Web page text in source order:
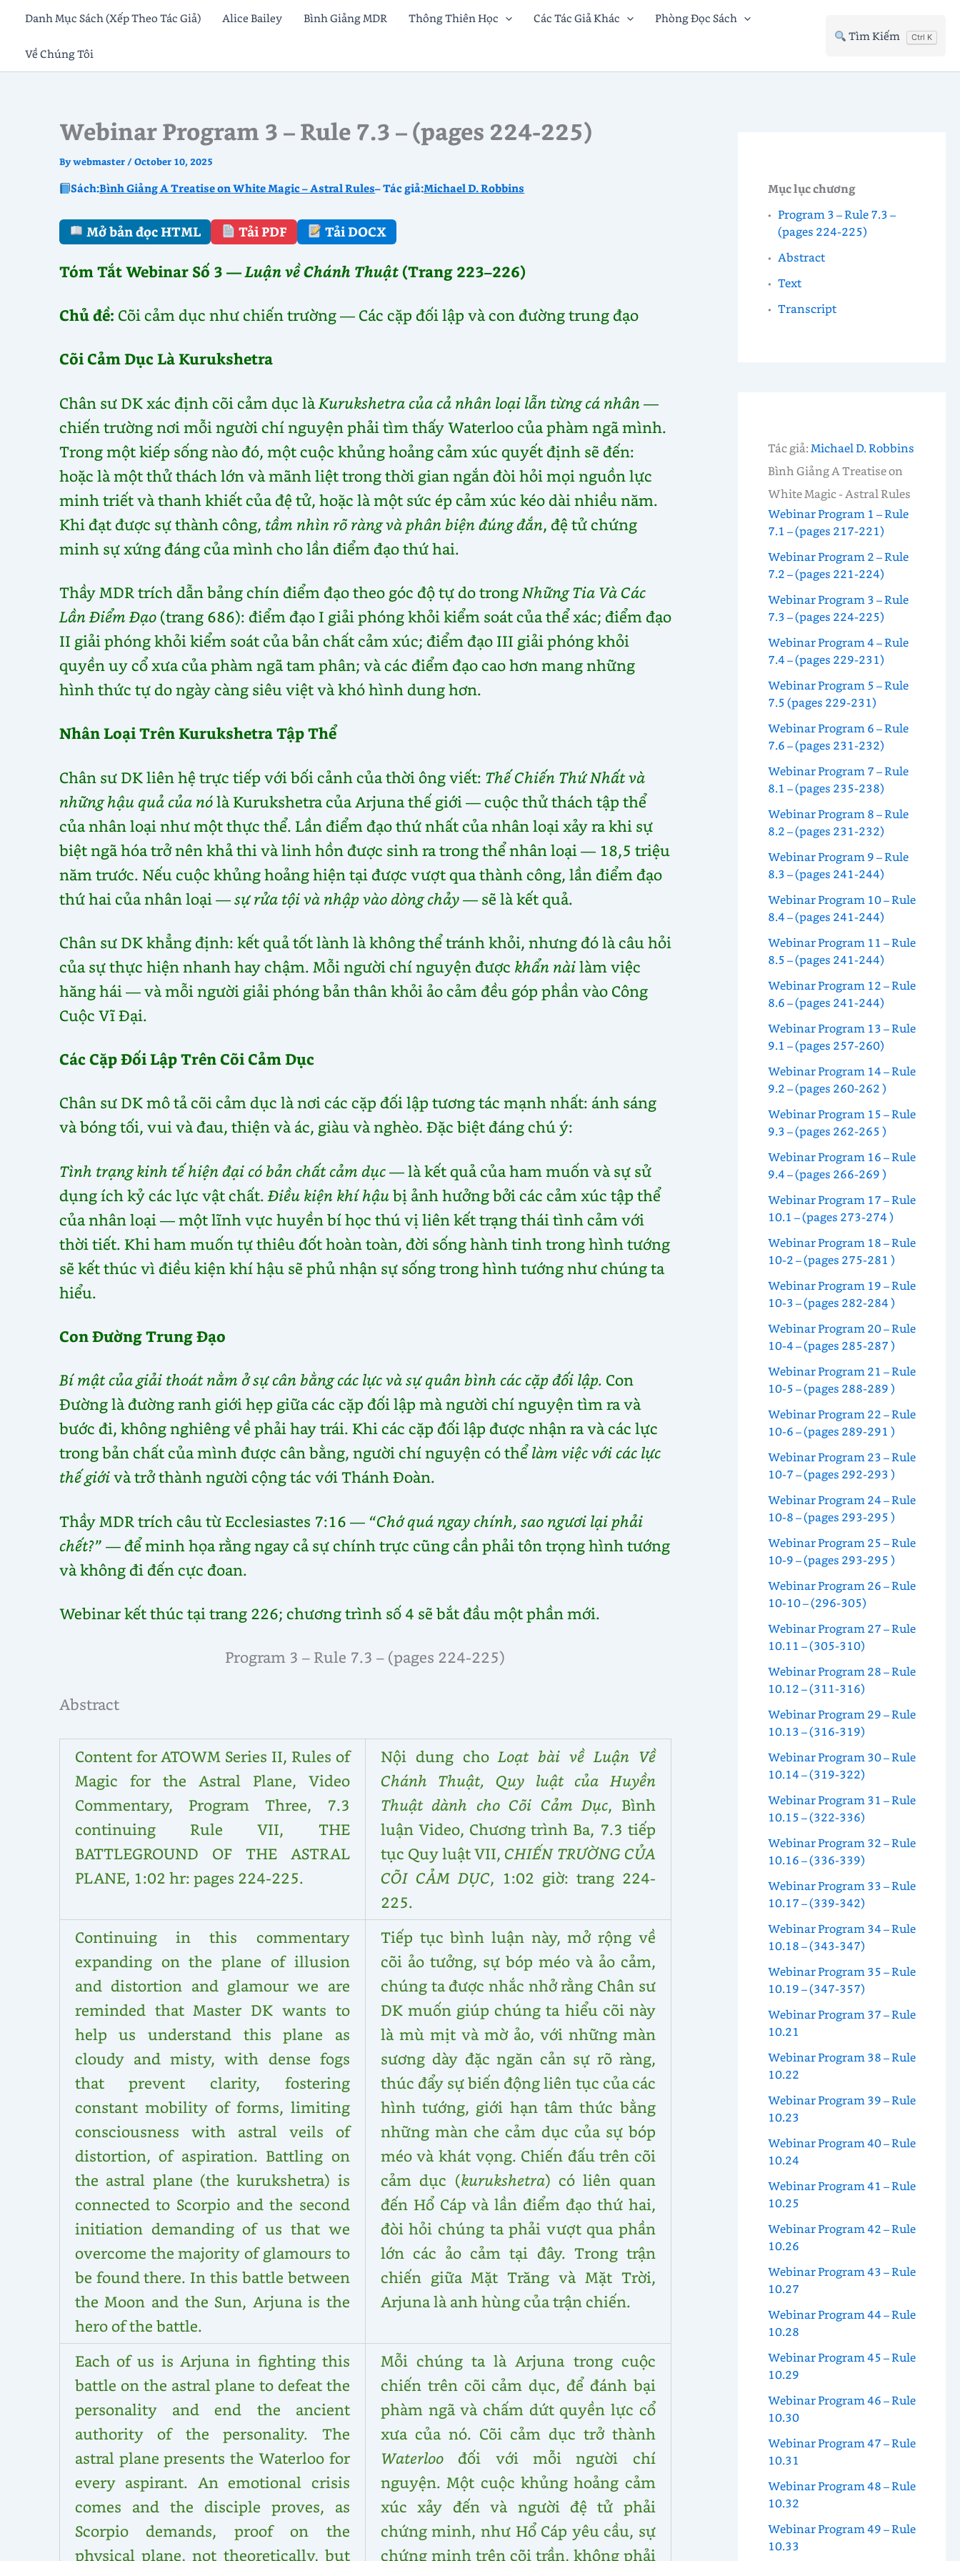
Skip
content
Danh Mục Sách (Xếp Theo Tác Giả) Alice Bailey Bình Giảng MDR Thông Thiên Học Các Tác Giả Khác Phòng Đọc Sách
Về Chúng Tôi
Tìm Kiếm Ctrl K
Webinar Program 3 – Rule 7.3 – (pages 224-225)
Bywebmaster /October 10, 2025
Sách:Bình Giảng A Treatise on White Magic – Astral Rules– Tác giả:Michael D. Robbins
Mở bản đọc HTML Tải PDF Tải DOCX
Tóm Tắt Webinar Số 3 —Luận về Chánh Thuật(Trang 223–226)
Chủ đề: Cõi cảm dục như chiến trường — Các cặp đối lập và con đường trung đạo
Cõi Cảm Dục Là Kurukshetra
Chân sư DK xác định cõi cảm dục làKurukshetra của cả nhân loại lẫn từng cá nhân—
chiến trường nơi mỗi người chí nguyện phải tìm thấy Waterloo của phàm ngã mình.
Trong một kiếp sống nào đó, một cuộc khủng hoảng cảm xúc quyết định sẽ đến:
hoặc là một thử thách lớn và mãnh liệt trong thời gian ngắn đòi hỏi mọi nguồn lực
minh triết và thanh khiết của đệ tử, hoặc là một sức ép cảm xúc kéo dài nhiều năm.
Khi đạt được sự thành công, tầm nhìn rõ ràng và phân biện đúng đắn, đệ tử chứng
minh sự xứng đáng của mình cho lần điểm đạo thứ hai.
Thầy MDR trích dẫn bảng chín điểm đạo theo góc độ tự do trongNhững Tia Và Các
Lần Điểm Đạo(trang 686): điểm đạo I giải phóng khỏi kiểm soát của thể xác; điểm đạo
II giải phóng khỏi kiểm soát của bản chất cảm xúc; điểm đạo III giải phóng khỏi
quyền uy cổ xưa của phàm ngã tam phân; và các điểm đạo cao hơn mang những
hình thức tự do ngày càng siêu việt và khó hình dung hơn.
Nhân Loại Trên Kurukshetra Tập Thể
Chân sư DK liên hệ trực tiếp với bối cảnh của thời ông viết: Thế Chiến Thứ Nhất và
những hậu quả của nólà Kurukshetra của Arjuna thế giới — cuộc thử thách tập thể
của nhân loại như một thực thể. Lần điểm đạo thứ nhất của nhân loại xảy ra khi sự
biệt ngã hóa trở nên khả thi và linh hồn được sinh ra trong thể nhân loại — 18,5 triệu
năm trước. Nếu cuộc khủng hoảng hiện tại được vượt qua thành công, lần điểm đạo
thứ hai của nhân loại —sự rửa tội và nhập vào dòng chảy— sẽ là kết quả.
Chân sư DK khẳng định: kết quả tốt lành là không thể tránh khỏi, nhưng đó là câu hỏi
của sự thực hiện nhanh hay chậm. Mỗi người chí nguyện được khẩn nàilàm việc
hăng hái — và mỗi người giải phóng bản thân khỏi ảo cảm đều góp phần vào Công
Cuộc Vĩ Đại.
Các Cặp Đối Lập Trên Cõi Cảm Dục
Chân sư DK mô tả cõi cảm dục là nơi các cặp đối lập tương tác mạnh nhất: ánh sáng
và bóng tối, vui và đau, thiện và ác, giàu và nghèo. Đặc biệt đáng chú ý:
Tình trạng kinh tế hiện đại có bản chất cảm dục— là kết quả của ham muốn và sự sử
dụng ích kỷ các lực vật chất. Điều kiện khí hậubị ảnh hưởng bởi các cảm xúc tập thể
của nhân loại — một lĩnh vực huyền bí học thú vị liên kết trạng thái tình cảm với
thời tiết. Khi ham muốn tự thiêu đốt hoàn toàn, đời sống hành tinh trong hình tướng
sẽ kết thúc vì điều kiện khí hậu sẽ phủ nhận sự sống trong hình tướng như chúng ta
hiểu.
Con Đường Trung Đạo
Bí mật của giải thoát nằm ở sự cân bằng các lực và sự quân bình các cặp đối lập. Con
Đường là đường ranh giới hẹp giữa các cặp đối lập mà người chí nguyện tìm ra và
bước đi, không nghiêng về phải hay trái. Khi các cặp đối lập được nhận ra và các lực
trong bản chất của mình được cân bằng, người chí nguyện có thểlàm việc với các lực
thế giớivà trở thành người cộng tác với Thánh Đoàn.
Thầy MDR trích câu từ Ecclesiastes 7:16 — “Chớ quá ngay chính, sao ngươi lại phải
chết?” — để minh họa rằng ngay cả sự chính trực cũng cần phải tôn trọng hình tướng
và không đi đến cực đoan.
Webinar kết thúc tại trang 226; chương trình số 4 sẽ bắt đầu một phần mới.
Program 3 – Rule 7.3 – (pages 224-225)
Abstract
Content for ATOWM Series II, Rules of
Magic for the Astral Plane, Video
Commentary, Program Three, 7.3
continuing Rule VII, THE
BATTLEGROUND OF THE ASTRAL
PLANE, 1:02 hr: pages 224-225.
Nội dung choLoạt bài về Luận Về
Chánh Thuật, Quy luật của Huyền
Thuật dành cho Cõi Cảm Dục, Bình
luận Video, Chương trình Ba, 7.3 tiếp
tục Quy luật VII, CHIẾN TRƯỜNG CỦA
CÕI CẢM DỤC, 1:02 giờ: trang 224-
225.
Continuing in this commentary
expanding on the plane of illusion
and distortion and glamour we are
reminded that Master DK wants to
help us understand this plane as
cloudy and misty, with dense fogs
that prevent clarity, fostering
constant mobility of forms, limiting
consciousness with astral veils of
distortion, of aspiration. Battling on
the astral plane (the kurukshetra) is
connected to Scorpio and the second
initiation demanding of us that we
overcome the majority of glamours to
be found there. In this battle between
the Moon and the Sun, Arjuna is the
hero of the battle.
Tiếp tục bình luận này, mở rộng về
cõi ảo tưởng, sự bóp méo và ảo cảm,
chúng ta được nhắc nhở rằng Chân sư
DK muốn giúp chúng ta hiểu cõi này
là mù mịt và mờ ảo, với những màn
sương dày đặc ngăn cản sự rõ ràng,
thúc đẩy sự biến động liên tục của các
hình tướng, giới hạn tâm thức bằng
những màn che cảm dục của sự bóp
méo và khát vọng. Chiến đấu trên cõi
cảm dục (kurukshetra) có liên quan
đến Hổ Cáp và lần điểm đạo thứ hai,
đòi hỏi chúng ta phải vượt qua phần
lớn các ảo cảm tại đây. Trong trận
chiến giữa Mặt Trăng và Mặt Trời,
Arjuna là anh hùng của trận chiến.
Each of us is Arjuna in fighting this
battle on the astral plane to defeat the
personality and end the ancient
authority of the personality. The
astral plane presents the Waterloo for
every aspirant. An emotional crisis
comes and the disciple proves, as
Scorpio demands, proof on the
physical plane, not theoretically, but
Mỗi chúng ta là Arjuna trong cuộc
chiến trên cõi cảm dục, để đánh bại
phàm ngã và chấm dứt quyền lực cổ
xưa của nó. Cõi cảm dục trở thành
Waterloođối với mỗi người chí
nguyện. Một cuộc khủng hoảng cảm
xúc xảy đến và người đệ tử phải
chứng minh, như Hổ Cáp yêu cầu, sự
chứng minh trên cõi trần, không phải
Mục lục chương
Program 3 – Rule 7.3 –
(pages 224-225)
Abstract
Text
Transcript
Tác giả:Michael D. Robbins
Bình Giảng A Treatise on
White Magic - Astral Rules
Webinar Program 1 – Rule
7.1 – (pages 217-221)
Webinar Program 2 – Rule
7.2 – (pages 221-224)
Webinar Program 3 – Rule
7.3 – (pages 224-225)
Webinar Program 4 – Rule
7.4 – (pages 229-231)
Webinar Program 5 – Rule
7.5 (pages 229-231)
Webinar Program 6 – Rule
7.6 – (pages 231-232)
Webinar Program 7 – Rule
8.1 – (pages 235-238)
Webinar Program 8 – Rule
8.2 – (pages 231-232)
Webinar Program 9 – Rule
8.3 – (pages 241-244)
Webinar Program 10 – Rule
8.4 – (pages 241-244)
Webinar Program 11 – Rule
8.5 – (pages 241-244)
Webinar Program 12 – Rule
8.6 – (pages 241-244)
Webinar Program 13 – Rule
9.1 – (pages 257-260)
Webinar Program 14 – Rule
9.2 – (pages 260-262 )
Webinar Program 15 – Rule
9.3 – (pages 262-265 )
Webinar Program 16 – Rule
9.4 – (pages 266-269 )
Webinar Program 17 – Rule
10.1 – (pages 273-274 )
Webinar Program 18 – Rule
10-2 – (pages 275-281 )
Webinar Program 19 – Rule
10-3 – (pages 282-284 )
Webinar Program 20 – Rule
10-4 – (pages 285-287 )
Webinar Program 21 – Rule
10-5 – (pages 288-289 )
Webinar Program 22 – Rule
10-6 – (pages 289-291 )
Webinar Program 23 – Rule
10-7 – (pages 292-293 )
Webinar Program 24 – Rule
10-8 – (pages 293-295 )
Webinar Program 25 – Rule
10-9 – (pages 293-295 )
Webinar Program 26 – Rule
10-10 – (296-305)
Webinar Program 27 – Rule
10.11 – (305-310)
Webinar Program 28 – Rule
10.12 – (311-316)
Webinar Program 29 – Rule
10.13 – (316-319)
Webinar Program 30 – Rule
10.14 – (319-322)
Webinar Program 31 – Rule
10.15 – (322-336)
Webinar Program 32 – Rule
10.16 – (336-339)
Webinar Program 33 – Rule
10.17 – (339-342)
Webinar Program 34 – Rule
10.18 – (343-347)
Webinar Program 35 – Rule
10.19 – (347-357)
Webinar Program 37 – Rule
10.21
Webinar Program 38 – Rule
10.22
Webinar Program 39 – Rule
10.23
Webinar Program 40 – Rule
10.24
Webinar Program 41 – Rule
10.25
Webinar Program 42 – Rule
10.26
Webinar Program 43 – Rule
10.27
Webinar Program 44 – Rule
10.28
Webinar Program 45 – Rule
10.29
Webinar Program 46 – Rule
10.30
Webinar Program 47 – Rule
10.31
Webinar Program 48 – Rule
10.32
Webinar Program 49 – Rule
10.33